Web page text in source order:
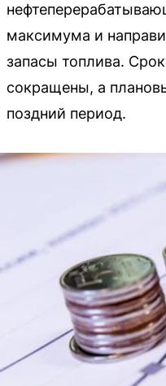
максимума и
запасы топлива.
сокращены, а
поздний период.